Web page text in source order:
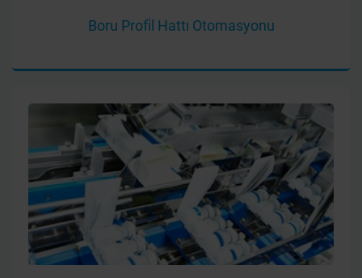
Boru Profi̇l Hattı Otomasyonu